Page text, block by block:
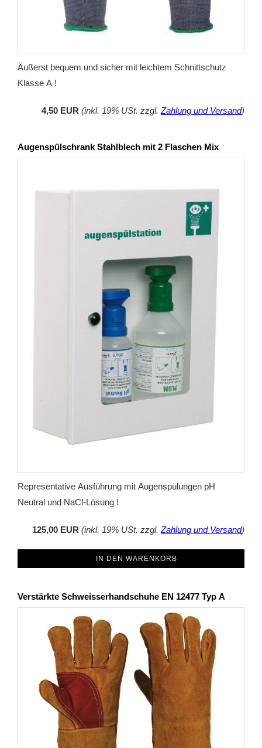
Äußerst bequem und sicher mit leichtem Schnittschutz
Klasse A !
4,50 EUR (inkl. 19% USt. zzgl.Zahlung und Versand)
Augenspülschrank Stahlblech mit 2 Flaschen Mix
Representative Ausführung mit Augenspülungen pH
Neutral und NaCl-Lösung !
125,00 EUR (inkl. 19% USt. zzgl. Zahlung und Versand)
IN DEN WARENKORB
Verstärkte Schweisserhandschuhe EN 12477 Typ A